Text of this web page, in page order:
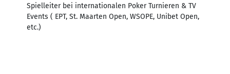
Spielleiter bei internationalen Poker Turnieren & TV
Events ( EPT, St. Maarten Open, WSOPE, Unibet Open,
etc.)